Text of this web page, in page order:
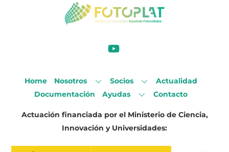
Home Nosotros Socios
Actualidad
Documentación
Ayudas Contacto
Actuación financiada por el Ministerio de Ciencia,
Innovación y Universidades: